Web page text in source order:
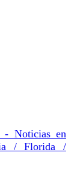
- Noticias en
/ Florida /